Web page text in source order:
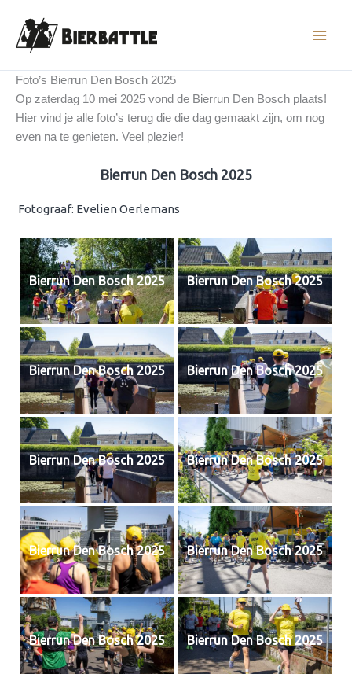
naar
Foto’s Bierrun Den Bosch 2025
Op zaterdag 10 mei 2025 vond de Bierrun Den Bosch plaats!
Hier vind je alle foto’s terug die die dag gemaakt zijn, om nog
even na te genieten. Veel plezier!
Bierrun Den Bosch 2025
Fotograaf: Evelien Oerlemans
Bierrun Den Bosch 2025 Bierrun Den Bosch 2025
Bierrun Den Bosch 2025 Bierrun Den Bosch 2025
Bierrun Den Bosch 2025 Bierrun Den Bosch 2025
Bierrun Den Bosch 2025 Bierrun Den Bosch 2025
Bierrun Den Bosch 2025 Bierrun Den Bosch 2025